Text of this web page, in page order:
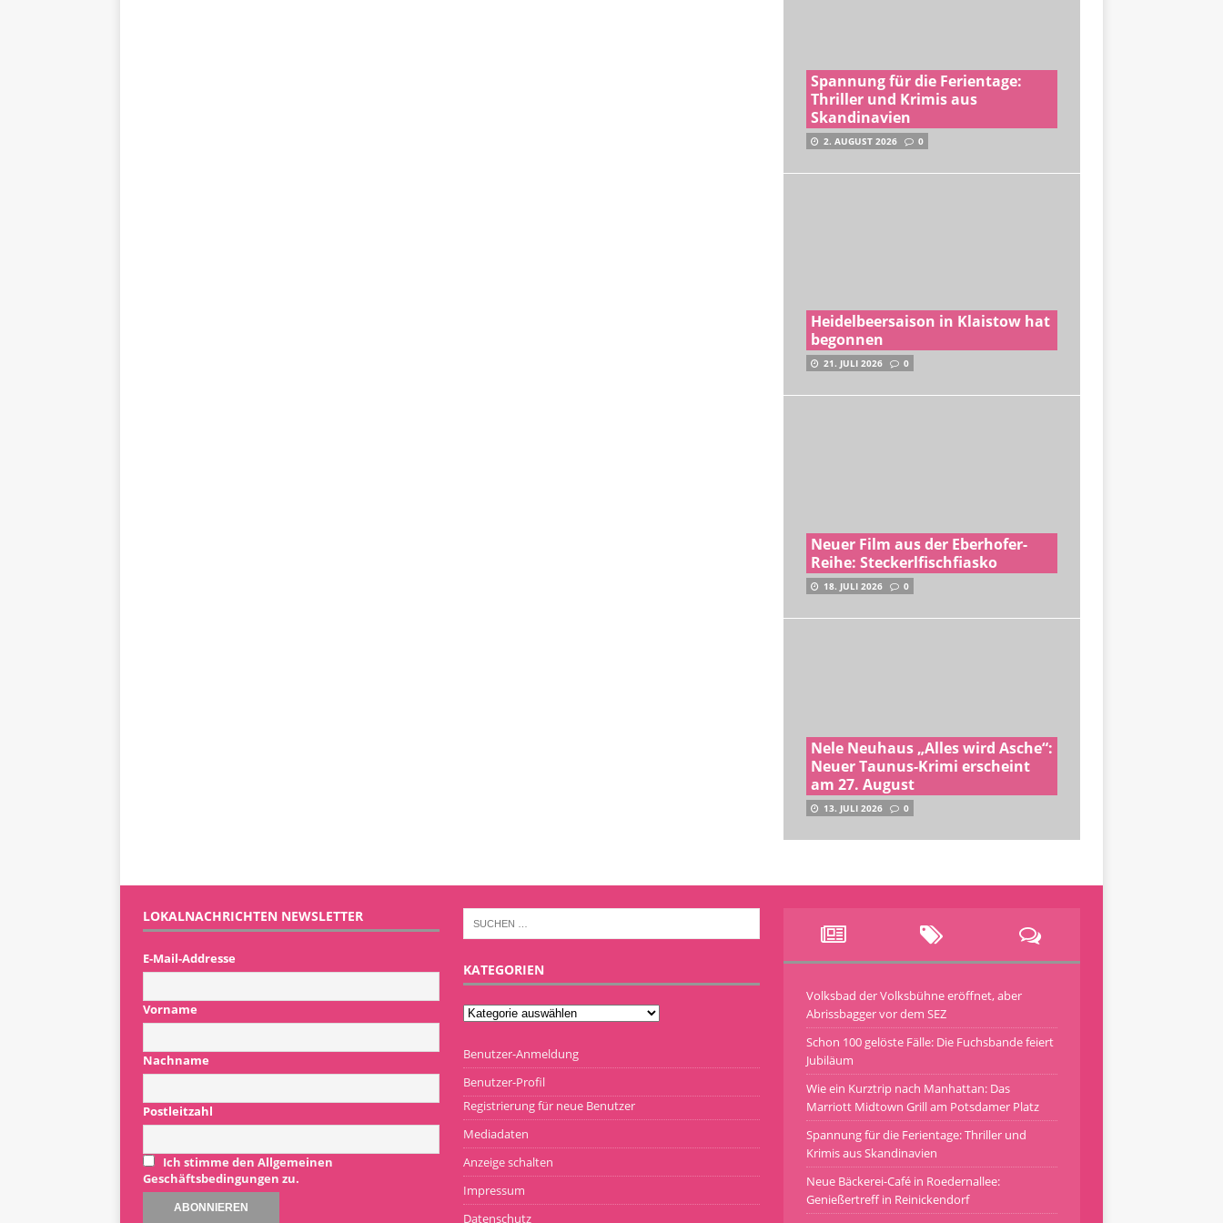
Spannung für die Ferientage:
Thriller und Krimis aus
Skandinavien
2. AUGUST 2026 0
Heidelbeersaison in Klaistow hat
begonnen
21. JULI 2026 0
Neuer Film aus der Eberhofer-
Reihe: Steckerlfischfiasko
18. JULI 2026 0
Nele Neuhaus „Alles wird Asche“:
Neuer Taunus-Krimi erscheint
am 27. August
13. JULI 2026 0
LOKALNACHRICHTEN NEWSLETTER
E-Mail-Addresse
Vorname
Nachname
Postleitzahl
Ich stimme den Allgemeinen
Geschäftsbedingungen zu.
KATEGORIEN
Benutzer-Anmeldung
Benutzer-Profil
Registrierung für neue Benutzer
Mediadaten
Anzeige schalten
Impressum
Datenschutz
Volksbad der Volksbühne eröffnet, aber
Abrissbagger vor dem SEZ
Schon 100 gelöste Fälle: Die Fuchsbande feiert
Jubiläum
Wie ein Kurztrip nach Manhattan: Das
Marriott Midtown Grill am Potsdamer Platz
Spannung für die Ferientage: Thriller und
Krimis aus Skandinavien
Neue Bäckerei-Café in Roedernallee:
Genießertreff in Reinickendorf